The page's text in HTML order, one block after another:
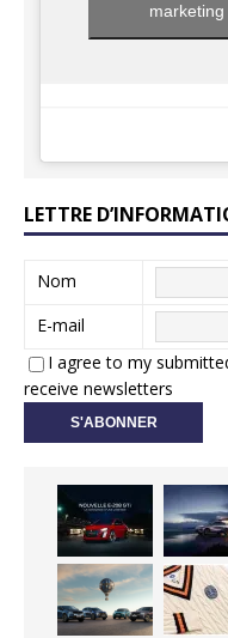
LETTRE
Nom
E-mail
I agree to my
receive newsletters